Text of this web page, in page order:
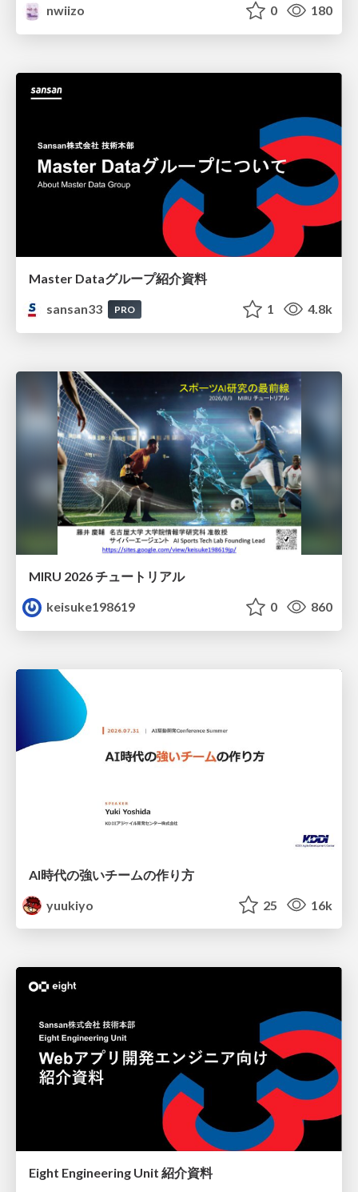
nwiizo 0 180
Master Dataグループ紹介資料
sansan33
PRO 1 4.8k
MIRU 2026 チュートリアル
keisuke198619
0 860
AI時代の強いチームの作り方
yuukiyo
25 16k
Eight Engineering Unit 紹介資料